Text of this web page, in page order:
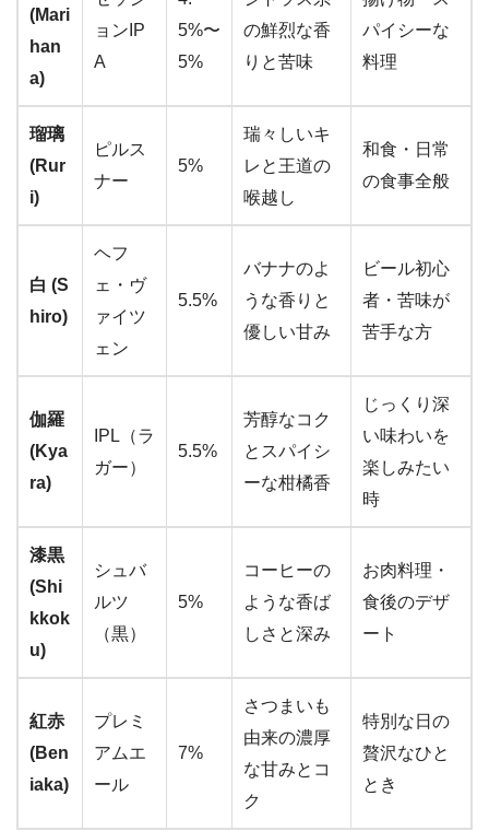
(Mari
han
a)
ョンIP
A
5%〜
5%
の鮮烈な香
りと苦味
パイシーな
料理
瑠璃
(Rur
i)
ピルス
ナー
5%
瑞々しいキ
レと王道の
喉越し
和食・日常
の食事全般
白 (S
hiro)
ヘフ
ェ・ヴ
ァイツ
ェン
5.5%
バナナのよ
うな香りと
優しい甘み
ビール初心
者・苦味が
苦手な方
伽羅
(Kya
ra)
IPL（ラ
ガー）
5.5%
芳醇なコク
とスパイシ
ーな柑橘香
じっくり深
い味わいを
楽しみたい
時
漆黒
(Shi
kkok
u)
シュバ
ルツ
（黒）
5%
コーヒーの
ような香ば
しさと深み
お肉料理・
食後のデザ
ート
紅赤
(Ben
iaka)
プレミ
アムエ
ール
7%
さつまいも
由来の濃厚
な甘みとコ
ク
特別な日の
贅沢なひと
とき